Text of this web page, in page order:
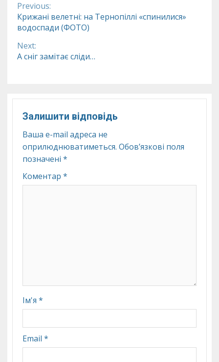
Continue
Reading
Previous:
Крижані велетні: на Тернопіллі «спинилися»
водоспади (ФОТО)
Next:
А сніг замітає сліди…
Залишити відповідь
Ваша e-mail адреса не
оприлюднюватиметься. Обов’язкові поля
позначені *
Коментар *
Ім'я *
Email *